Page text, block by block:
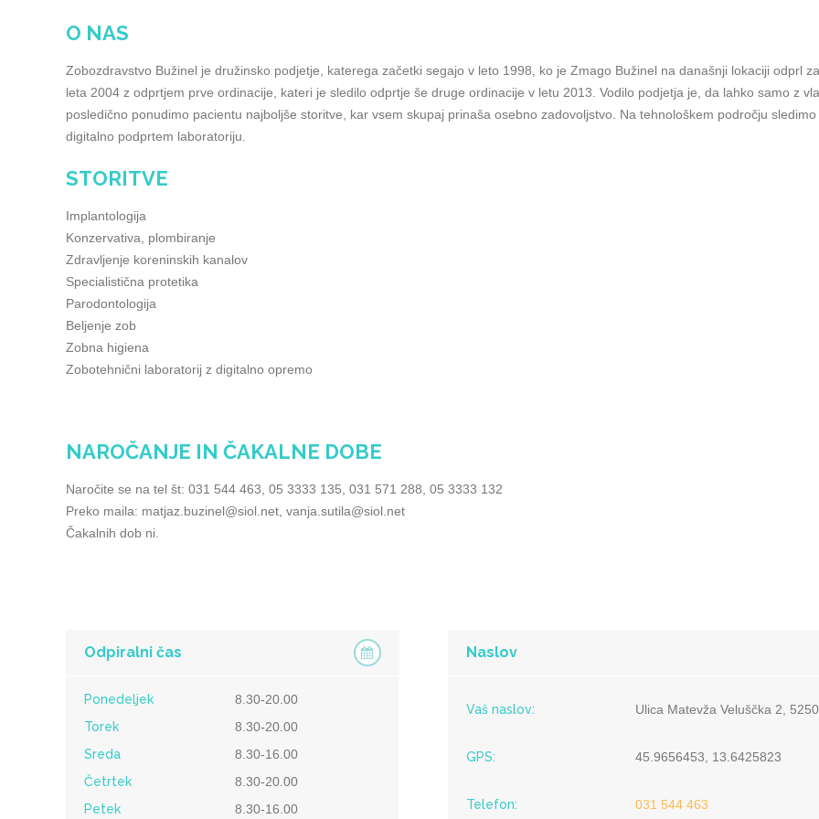
O NAS
Zobozdravstvo Bužinel je družinsko podjetje, katerega začetki segajo v leto 1998, ko je Zmago Bužinel na današnji lokaciji odprl
leta 2004 z odprtjem prve ordinacije, kateri je sledilo odprtje še druge ordinacije v letu 2013. Vodilo podjetja je, da lahko samo z
posledično ponudimo pacientu najboljše storitve, kar vsem skupaj prinaša osebno zadovoljstvo. Na tehnološkem področju
digitalno podprtem laboratoriju.
STORITVE
Implantologija
Konzervativa, plombiranje
Zdravljenje koreninskih kanalov
Specialistična protetika
Parodontologija
Beljenje zob
Zobna higiena
Zobotehnični laboratorij z digitalno opremo
NAROČANJE IN ČAKALNE DOBE
Naročite se na tel št: 031 544 463, 05 3333 135, 031 571 288, 05 3333 132
Preko maila: matjaz.buzinel@siol.net, vanja.sutila@siol.net
Čakalnih dob ni.
Odpiralni čas
Ponedeljek
8.30-20.00
Torek
8.30-20.00
Sreda
8.30-16.00
Četrtek
8.30-20.00
Petek
8.30-16.00
Naslov
Vaš naslov: Ulica Matevža Veluščka 2,
GPS: 45.9656453, 13.6425823
Telefon: 031 544 463